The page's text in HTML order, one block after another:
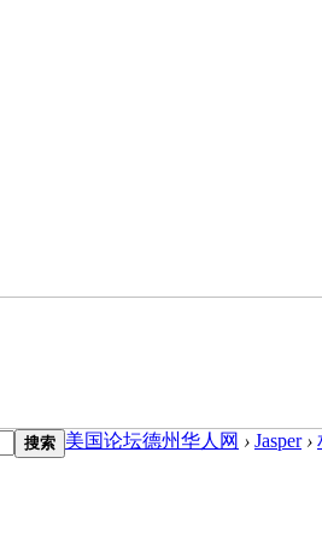
搜索 美国论坛德州华人网 › Jasper ›